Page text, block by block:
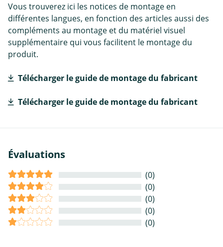
Vous trouverez ici les notices de montage en
différentes langues, en fonction des articles aussi des
compléments au montage et du matériel visuel
supplémentaire qui vous facilitent le montage du
produit.
Télécharger le guide de montage du fabricant
Télécharger le guide de montage du fabricant
Évaluations
(0)
(0)
(0)
(0)
(0)